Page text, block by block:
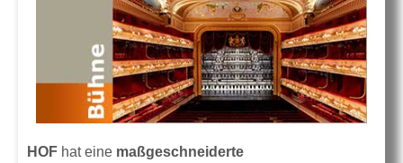
HOF hat eine maßgeschneiderte